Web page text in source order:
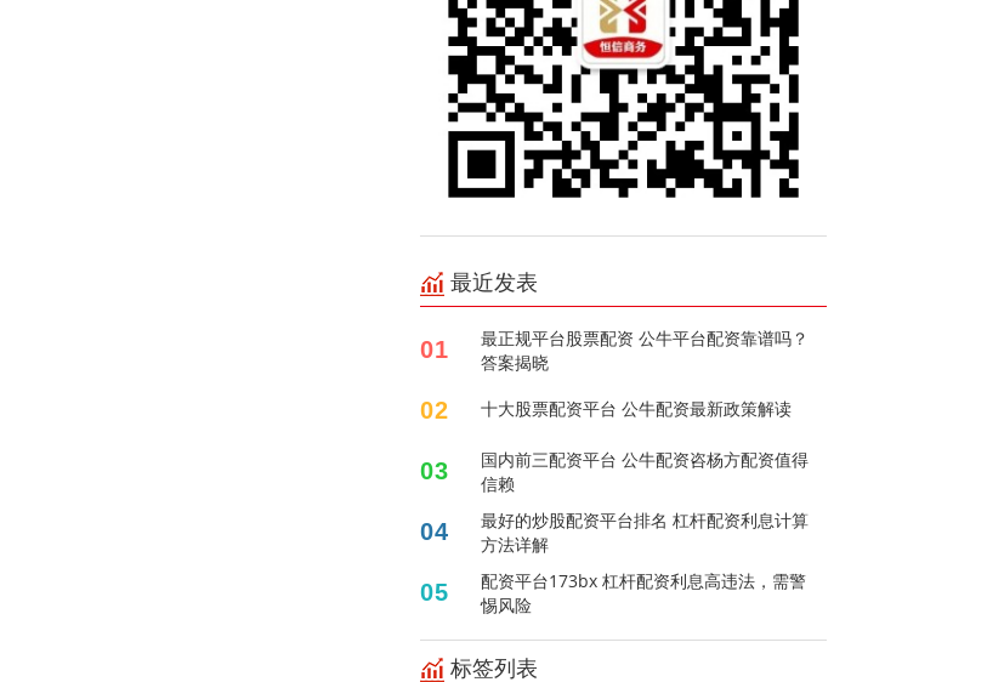
最近发表
01
最正规平台股票配资 公牛平台配资靠谱吗？
答案揭晓
02 十大股票配资平台 公牛配资最新政策解读
03
国内前三配资平台 公牛配资咨杨方配资值得
信赖
04
最好的炒股配资平台排名 杠杆配资利息计算
方法详解
05
配资平台173bx 杠杆配资利息高违法，需警
惕风险
标签列表